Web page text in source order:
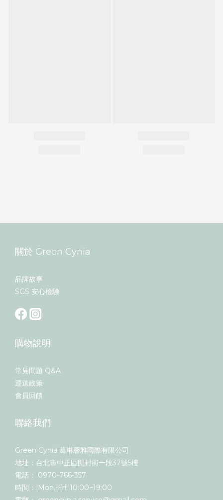
關於 Green Cynia
品牌故事
SGS 安心檢驗
購物說明
常見問題 Q&A
運送政策
會員回饋
聯絡我們
Green Cynia 葛琳馨雅國際有限公司
地址：台北市中正區開封街一段37號5樓
電話： 0970-766-357
時間： Mon.-Fri. 10:00~19:00